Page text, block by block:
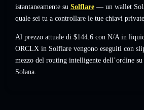
istantaneamente su Solflare — un wallet
quale sei tu a controllare le tue chiavi
Al prezzo attuale di $144.6 con N/A in
ORCLX in Solflare vengono eseguiti con
mezzo del routing intelligente dell’ordine
Solana.